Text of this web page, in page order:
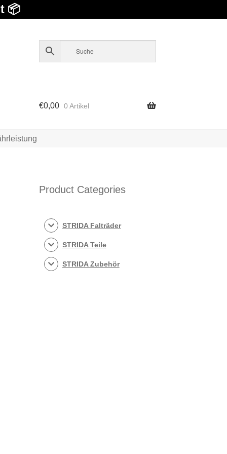
📦
€0,00 0 Artikel
Product Categories
STRIDA Falträder
STRIDA Teile
STRIDA Zubehör